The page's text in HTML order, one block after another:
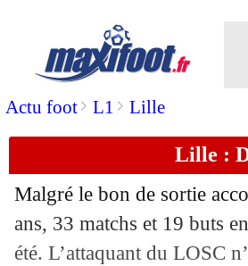
Actu foot> L1 > Lille
Lille :
Malgré le bon de sortie
ans, 33 matchs et 19 buts
été. L’attaquant du LOSC
Le Havre
19/05 PHOTO
19/05 Bayern: Sarr et
19/05 VIDEO : Caicedo
19/05 VIDEO : le